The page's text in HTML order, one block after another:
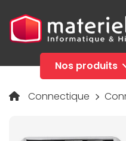
Nos produits
Connectique